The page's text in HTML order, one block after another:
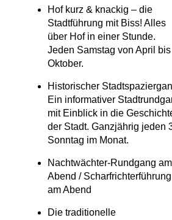
Hof kurz & knackig – die
Stadtführung mit Biss! Alles
über Hof in einer Stunde.
Jeden Samstag von April bis
Oktober.
Historischer
Ein informativer
mit Einblick in die
der Stadt. Ganzjährig jeden
Sonntag im Monat.
Nachtwächter-Rundgang am
Abend / Scharfrichterführung
am Abend
Die traditionelle